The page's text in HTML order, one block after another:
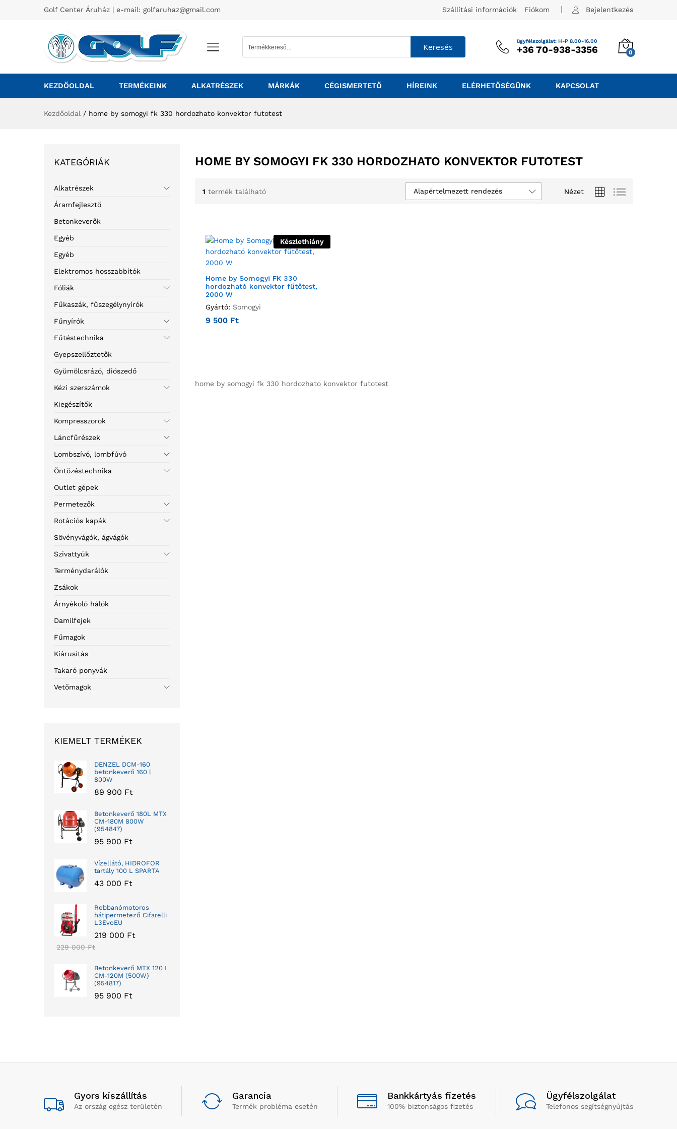
Golf Center Áruház | e-mail: golfaruhaz@gmail.com Szállítási információk Fiókom Bejelentkezés
Keresés
ügyfélszolgálat: H-P 8.00-16.00
+36 70-938-3356 0
KEZDŐOLDAL TERMÉKEINK ALKATRÉSZEK MÁRKÁK CÉGISMERTETŐ HÍREINK ELÉRHETŐSÉGÜNK KAPCSOLAT
Kezdőoldal / home by somogyi fk 330 hordozhato konvektor futotest
HOME BY SOMOGYI FK 330 HORDOZHATO KONVEKTOR FUTOTEST
1 termék található Nézet
Alapértelmezett rendezés
Készlethiány
Home by Somogyi FK 330
hordozható konvektor fűtőtest,
2000 W
Gyártó: Somogyi
9 500 Ft
home by somogyi fk 330 hordozhato konvektor futotest
KATEGÓRIÁK
Alkatrészek
Áramfejlesztő
Betonkeverők
Egyéb
Egyéb
Elektromos hosszabbítók
Fóliák
Fűkaszák, fűszegélynyírók
Fűnyírók
Fűtéstechnika
Gyepszellőztetők
Gyümölcsrázó, diószedő
Kézi szerszámok
Kiegészítők
Kompresszorok
Láncfűrészek
Lombszívó, lombfúvó
Öntözéstechnika
Outlet gépek
Permetezők
Rotációs kapák
Sövényvágók, ágvágók
Szivattyúk
Terménydarálók
Zsákok
Árnyékoló hálók
Damilfejek
Fűmagok
Kiárusítás
Takaró ponyvák
Vetőmagok
KIEMELT TERMÉKEK
DENZEL DCM-160
betonkeverő 160 l
800W
89 900 Ft
Betonkeverő 180L MTX
CM-180M 800W
(954847)
95 900 Ft
Vízellátó, HIDROFOR
tartály 100 L SPARTA
43 000 Ft
Robbanómotoros
hátipermetező Cifarelli
L3EvoEU
219 000 Ft
229 000Ft
Betonkeverő MTX 120 L
CM-120M (500W)
(954817)
95 900 Ft
Gyors kiszállítás
Az ország egész területén
Garancia
Termék probléma esetén
Bankkártyás fizetés
100% biztonságos fizetés
Ügyfélszolgálat
Telefonos segítségnyújtás